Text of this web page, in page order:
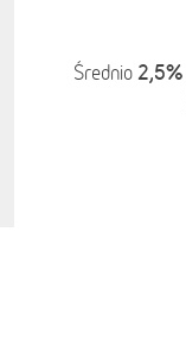
Średnio 2,5%